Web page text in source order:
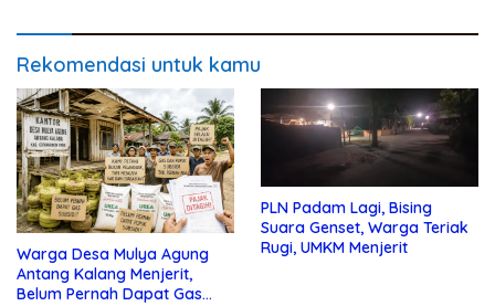
Rekomendasi untuk kamu
Warga Desa Mulya Agung
Antang Kalang Menjerit,
Belum Pernah Dapat Gas
PLN Padam Lagi, Bising
Suara Genset, Warga Teriak
Rugi, UMKM Menjerit